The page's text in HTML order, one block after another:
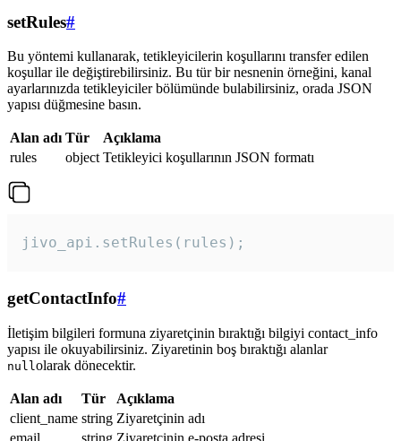
setRules#
Bu yöntemi kullanarak, tetikleyicilerin koşullarını transfer edilen
koşullar ile değiştirebilirsiniz. Bu tür bir nesnenin örneğini, kanal
ayarlarınızda tetikleyiciler bölümünde bulabilirsiniz, orada JSON
yapısı düğmesine basın.
Alan adı Tür
Açıklama
rules
object Tetikleyici koşullarının JSON formatı
jivo_api.setRules(rules);
getContactInfo#
İletişim bilgileri formuna ziyaretçinin bıraktığı bilgiyi contact_info
yapısı ile okuyabilirsiniz. Ziyaretinin boş bıraktığı alanlar
null olarak dönecektir.
Alan adı Tür
Açıklama
client_name string Ziyaretçinin adı
email
string Ziyaretçinin e-posta adresi